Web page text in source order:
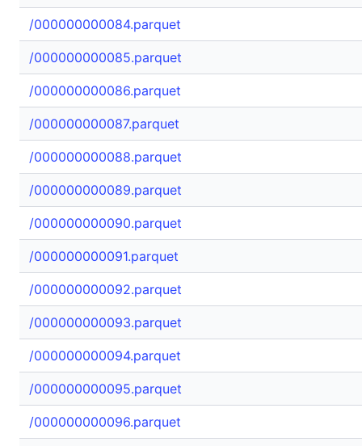
/000000000084.parquet
/000000000085.parquet
/000000000086.parquet
/000000000087.parquet
/000000000088.parquet
/000000000089.parquet
/000000000090.parquet
/000000000091.parquet
/000000000092.parquet
/000000000093.parquet
/000000000094.parquet
/000000000095.parquet
/000000000096.parquet